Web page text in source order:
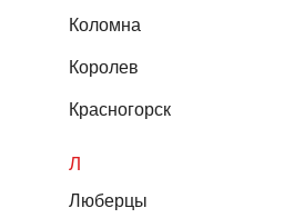
Коломна
Королев
Красногорск
Л
Люберцы